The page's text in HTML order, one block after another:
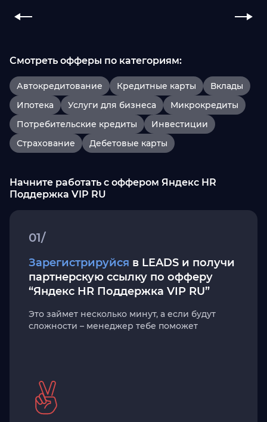
Смотреть офферы по категориям:
Автокредитование Кредитные карты
Вклады
Ипотека
Услуги для бизнеса
Микрокредиты
Потребительские кредиты
Инвестиции
Страхование
Дебетовые карты
Начните работать с оффером Яндекс HR
Поддержка VIP RU
01/
Зарегистрируйся в LEADS и получи
партнерскую ссылку по офферу
“Яндекс HR Поддержка VIP RU”
Это займет несколько минут, а если будут
сложности – менеджер тебе поможет